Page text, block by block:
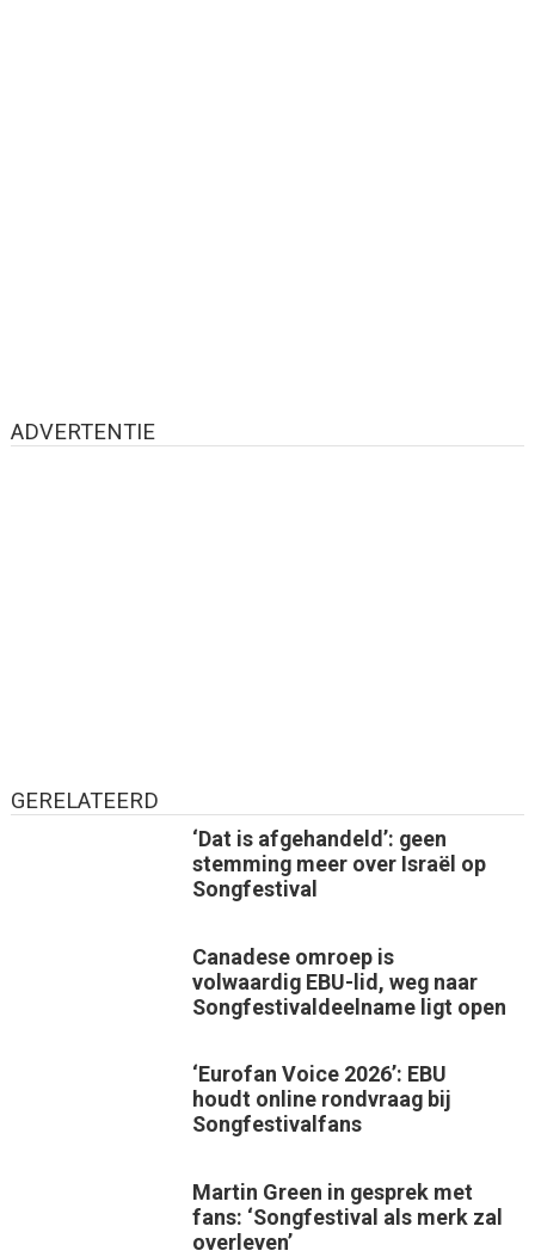
ADVERTENTIE
GERELATEERD
‘Dat is afgehandeld’: geen
stemming meer over Israël op
Songfestival
Canadese omroep is
volwaardig EBU-lid, weg naar
Songfestivaldeelname ligt open
‘Eurofan Voice 2026’: EBU
houdt online rondvraag bij
Songfestivalfans
Martin Green in gesprek met
fans: ‘Songfestival als merk zal
overleven’